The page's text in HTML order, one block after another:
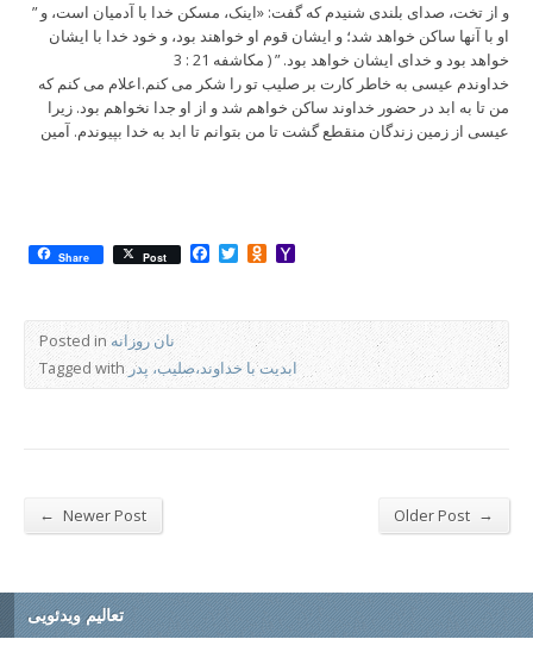
” و از تخت، صدای بلندی شنیدم که گفت: «اینک، مسکن خدا با آدمیان است، و
او با آنها ساکن خواهد شد؛ و ایشان قوم او خواهند بود، و خود خدا با ایشان
خواهد بود و خدای ایشان خواهد بود. ” ( مکاشفه 21 : 3
خداوندم عیسی به خاطر کارت بر صلیب تو را شکر می کنم.اعلام می کنم که
من تا به ابد در حضور خداوند ساکن خواهم شد و از او جدا نخواهم بود. زیرا
عیسی از زمین زندگان منقطع گشت تا من بتوانم تا ابد به خدا بپیوندم. آمین
Share Post Facebook
TwitterOdnoklassniki
Posted in نان روزانه
Tagged withابدیت با خداوند،صلیب، پدر
← Newer Post Older Post →
تعالیم ویدئویی